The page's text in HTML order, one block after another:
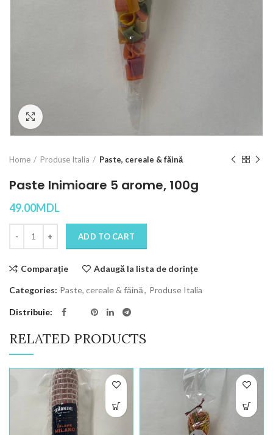
Home Produse Italia Paste, cereale & făină
Paste Inimioare 5 arome, 100g
49.00MDL
ADD TO CART
Comparaţie Adaugă la lista de dorințe
Categories: Paste, cereale & făină, Produse Italia
Distribuie
RELATED PRODUCTS